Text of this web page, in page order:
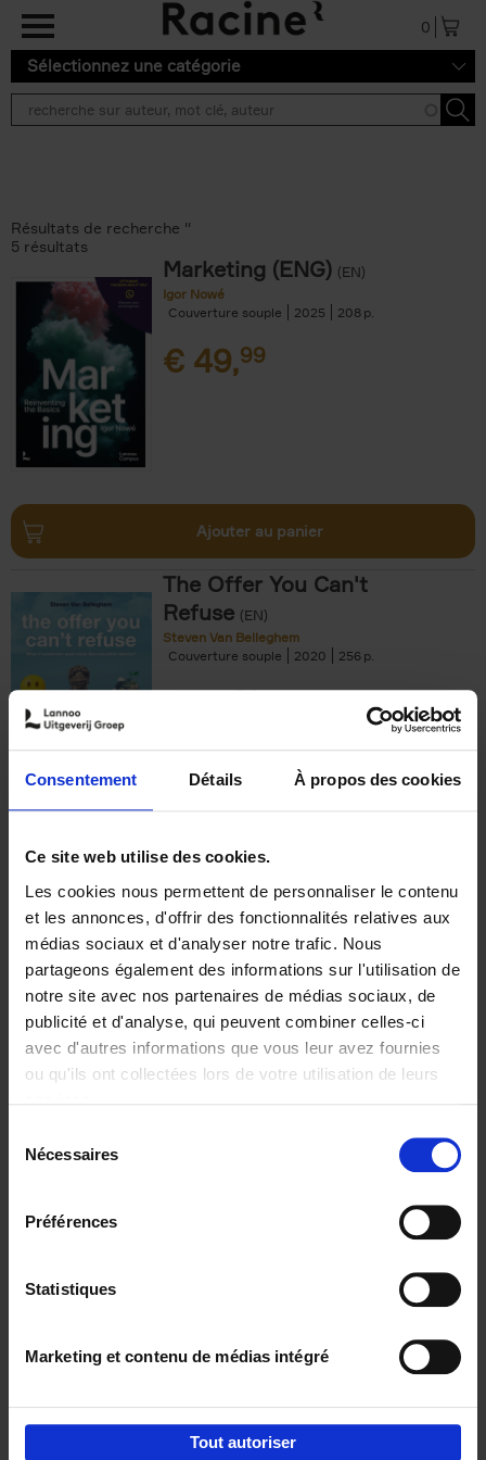
Consentement Détails À propos des cookies
Ce site web utilise des cookies.
Les cookies nous permettent de personnaliser le contenu
et les annonces, d'offrir des fonctionnalités relatives aux
médias sociaux et d'analyser notre trafic. Nous
partageons également des informations sur l'utilisation de
notre site avec nos partenaires de médias sociaux, de
publicité et d'analyse, qui peuvent combiner celles-ci
avec d'autres informations que vous leur avez fournies
ou qu'ils ont collectées lors de votre utilisation de leurs
Nécessaires
Préférences
Statistiques
Marketing et contenu de médias intégré
Tout autoriser
Aller au contenu principal
0
Sélectionnez une catégorie
Résultats de recherche ''
5 résultats
Marketing (ENG) (EN)
Igor Nowé
Couverture souple
2025 208
€ 49,99
Ajouter au panier
The Offer You Can't
Refuse (EN)
Steven Van Belleghem
Couverture souple
2020 256
€37,50
Building Bonds = Building
Business
Jochen Roef Jozefien De Feyter
Carolien Boom
Couverture souple
2025 200
€29,99
Digital marketing like a PRO -
completely revised edition (EN)